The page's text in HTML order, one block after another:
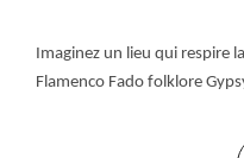
Imaginez un lieu qui respire
Flamenco Fado folklore